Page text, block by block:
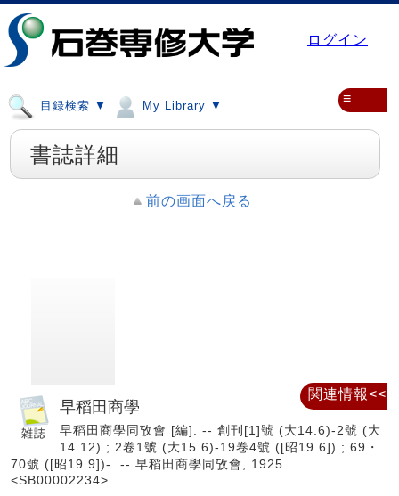
ログイン
目録検索 ▼ My Library ▼ ≡
書誌詳細
前の画面へ戻る
早稻田商學
早稻田商學同攷會 [編]. -- 創刊[1]號 (大14.6)-2號 (大
14.12) ; 2卷1號 (大15.6)-19卷4號 ([昭19.6]) ; 69・
70號 ([昭19.9])-. -- 早稻田商學同攷會, 1925.
<SB00002234>
関連情報<<